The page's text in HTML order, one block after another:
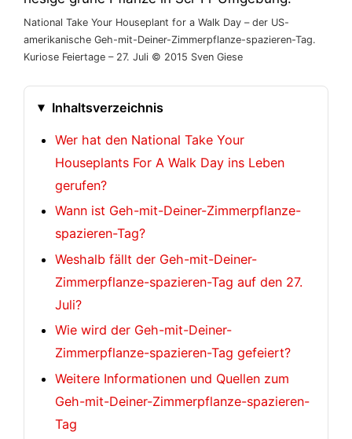
National Take Your Houseplant for a Walk Day – der US-
amerikanische Geh-mit-Deiner-Zimmerpflanze-spazieren-Tag.
Kuriose Feiertage – 27. Juli © 2015 Sven Giese
Inhaltsverzeichnis
Wer hat den National Take Your
Houseplants For A Walk Day ins Leben
gerufen?
Wann ist Geh-mit-Deiner-Zimmerpflanze-
spazieren-Tag?
Weshalb fällt der Geh-mit-Deiner-
Zimmerpflanze-spazieren-Tag auf den 27.
Juli?
Wie wird der Geh-mit-Deiner-
Zimmerpflanze-spazieren-Tag gefeiert?
Weitere Informationen und Quellen zum
Geh-mit-Deiner-Zimmerpflanze-spazieren-
Tag